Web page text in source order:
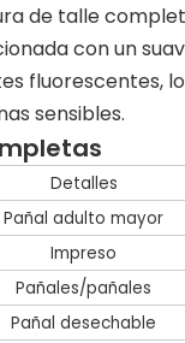
de talle
con un
fluorescentes,
sensibles.
Detalles
Pañal adulto mayor
Impreso
Pañales/pañales
Pañal desechable